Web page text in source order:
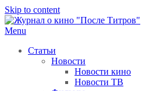
Skip to content
Menu
Статьи
Новости
Новости кино
Новости ТВ